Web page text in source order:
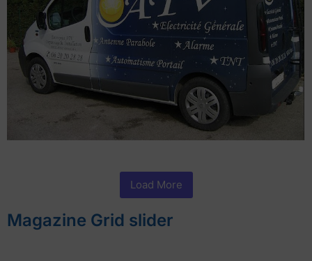
Load More
Magazine Grid slider